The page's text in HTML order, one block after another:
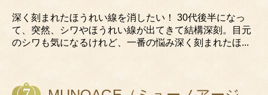
深く刻まれたほうれい線を消したい！ 30代後半になっ
て、突然、シワやほうれい線が出てきて結構深刻。目元
のシワも気になるけれど、一番の悩み深く刻まれたほ...